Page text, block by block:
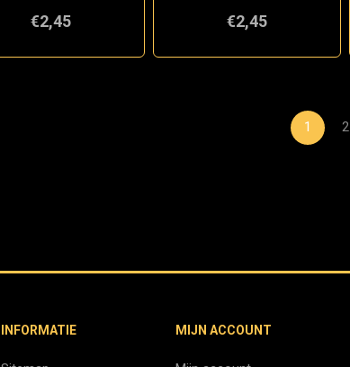
€2,45 €2,45
1 2
INFORMATIE MIJN ACCOUNT